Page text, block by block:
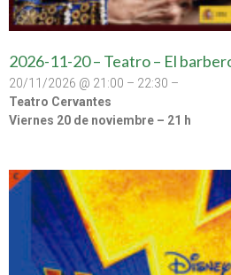
2026-11-20 – Teatro – El
20/11/2026 @ 21:00 – 22:30 –
Teatro Cervantes
Viernes 20 de noviembre – 21 h